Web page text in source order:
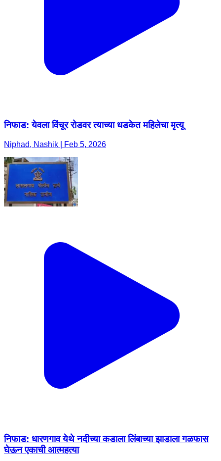
निफाड: येवला विंचूर रोडवर त्याच्या धडकेत महिलेचा मृत्यू
Niphad, Nashik | Feb 5, 2026
निफाड: धारणगाव येथे नदीच्या कडाला लिंबाच्या झाडाला गळफास
घेऊन एकाची आत्महत्या